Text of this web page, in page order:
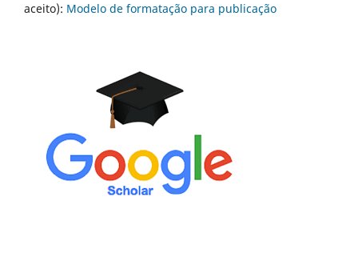
aceito): Modelo de formatação para publicação